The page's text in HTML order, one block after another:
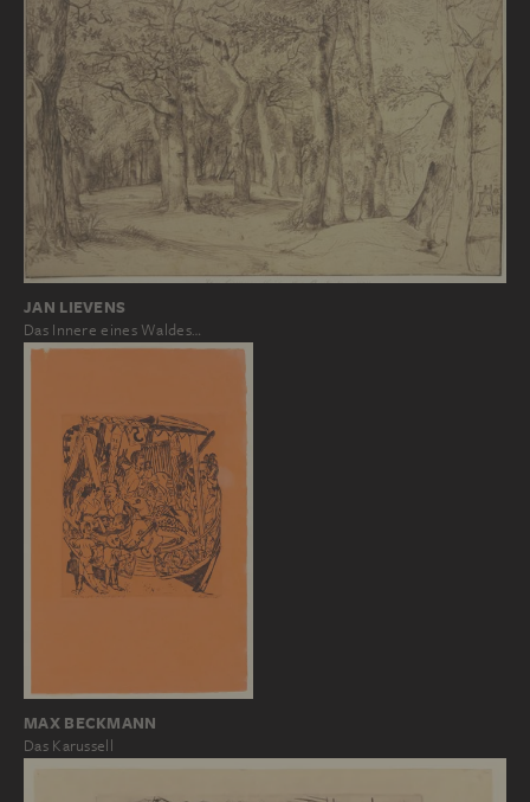
JAN LIEVENS
Das Innere eines Waldes…
MAX BECKMANN
Das Karussell